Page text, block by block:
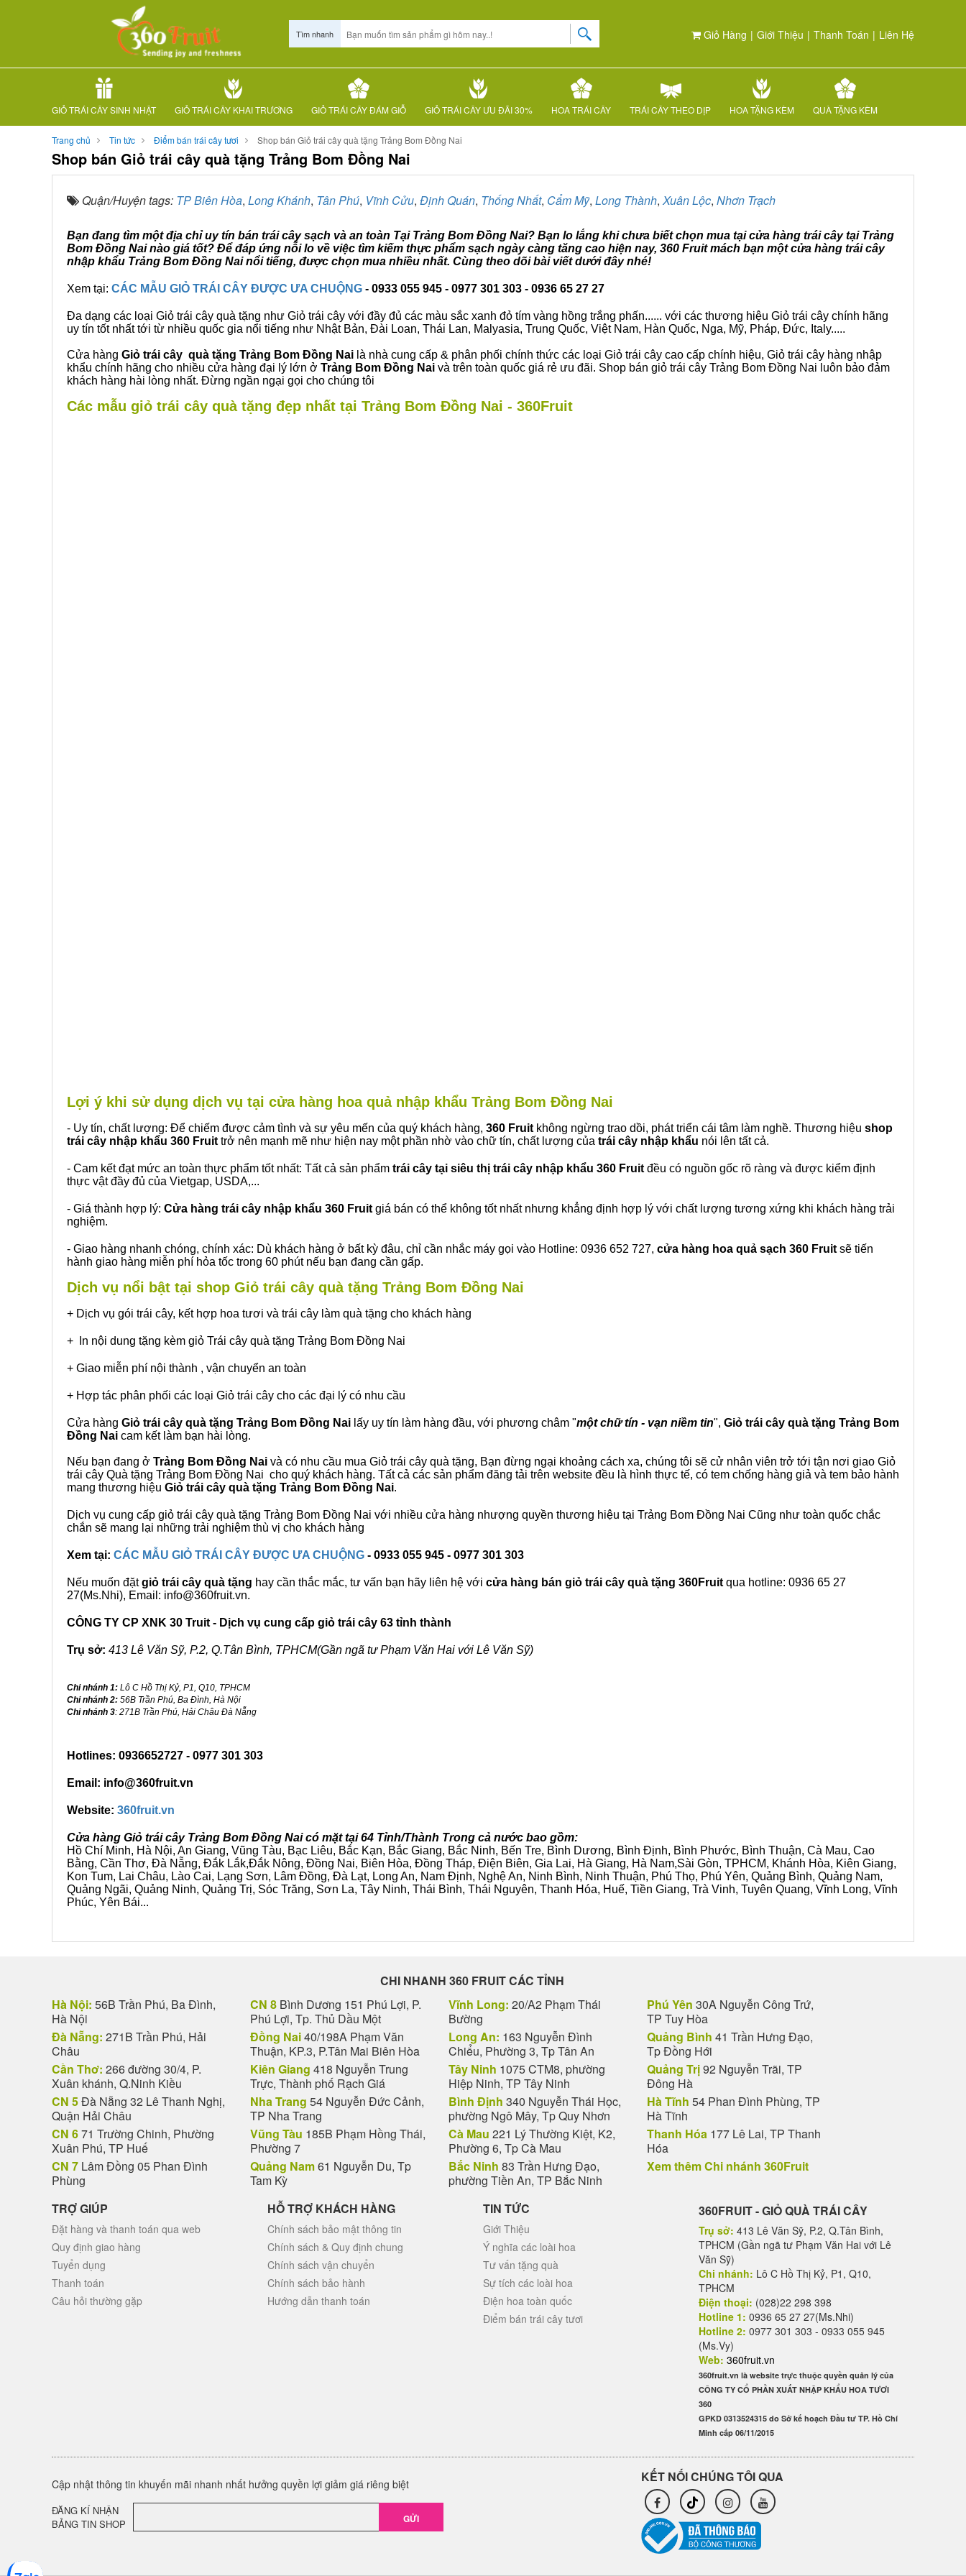
Giỏ Hàng | Giới Thiệu | Thanh Toán | Liên Hệ
Tìm nhanh
GIỎ TRÁI CÂY SINH NHẬT GIỎ TRÁI CÂY KHAI TRƯƠNG GIỎ TRÁI CÂY ĐÁM GIỖ GIỎ TRÁI CÂY ƯU ĐÃI 30% HOA TRÁI CÂY TRÁI CÂY THEO DỊP HOA TẶNG KÈM QUÀ TẶNG KÈM
Trang chủ Tin tức Điểm bán trái cây tươi Shop bán Giỏ trái cây quà tặng Trảng Bom Đồng Nai
Shop bán Giỏ trái cây quà tặng Trảng Bom Đồng Nai
Quận/Huyện tags: TP Biên Hòa, Long Khánh, Tân Phú, Vĩnh Cửu, Định Quán, Thống Nhất, Cẩm Mỹ, Long Thành,Xuân Lộc, Nhơn Trạch
Bạn đang tìm một địa chỉ uy tín bán trái cây sạch và an toàn Tại Trảng Bom Đồng Nai? Bạn lo lắng khi chưa biết chọn mua tại cửa hàng trái cây tại Trảng
Bom Đồng Nai nào giá tốt? Để đáp ứng nỗi lo về việc tìm kiếm thực phẩm sạch ngày càng tăng cao hiện nay, 360 Fruit mách bạn một cửa hàng trái cây
nhập khẩu Trảng Bom Đồng Nai nổi tiếng, được chọn mua nhiều nhất. Cùng theo dõi bài viết dưới đây nhé!
Xem tại: CÁC MẪU GIỎ TRÁI CÂY ĐƯỢC ƯA CHUỘNG - 0933 055 945 - 0977 301 303 - 0936 65 27 27
Đa dạng các loại Giỏ trái cây quà tặng như Giỏ trái cây với đầy đủ các màu sắc xanh đỏ tím vàng hồng trắng phấn...... với các thương hiệu Giỏ trái cây chính hãng
uy tín tốt nhất tới từ nhiều quốc gia nổi tiếng như Nhật Bản, Đài Loan, Thái Lan, Malyasia, Trung Quốc, Việt Nam, Hàn Quốc, Nga, Mỹ, Pháp, Đức, Italy.....
Cửa hàng Giỏ trái cây quà tặng Trảng Bom Đồng Nai là nhà cung cấp & phân phối chính thức các loại Giỏ trái cây cao cấp chính hiệu, Giỏ trái cây hàng nhập
khẩu chính hãng cho nhiều cửa hàng đại lý lớn ở Trảng Bom Đồng Nai và trên toàn quốc giá rẻ ưu đãi. Shop bán giỏ trái cây Trảng Bom Đồng Nai luôn bảo đảm
khách hàng hài lòng nhất. Đừng ngần ngại gọi cho chúng tôi
Các mẫu giỏ trái cây quà tặng đẹp nhất tại Trảng Bom Đồng Nai - 360Fruit
Lợi ý khi sử dụng dịch vụ tại cửa hàng hoa quả nhập khẩu Trảng Bom Đồng Nai
- Uy tín, chất lượng: Để chiếm được cảm tình và sự yêu mến của quý khách hàng, 360 Fruit không ngừng trao dồi, phát triển cái tâm làm nghề. Thương hiệu shop
trái cây nhập khẩu 360 Fruit trở nên mạnh mẽ như hiện nay một phần nhờ vào chữ tín, chất lượng của trái cây nhập khẩu nói lên tất cả.
- Cam kết đạt mức an toàn thực phẩm tốt nhất: Tất cả sản phẩm trái cây tại siêu thị trái cây nhập khẩu 360 Fruit đều có nguồn gốc rõ ràng và được kiểm định
thực vật đầy đủ của Vietgap, USDA,...
- Giá thành hợp lý: Cửa hàng trái cây nhập khẩu 360 Fruit giá bán có thể không tốt nhất nhưng khẳng định hợp lý với chất lượng tương xứng khi khách hàng trải
nghiệm.
- Giao hàng nhanh chóng, chính xác: Dù khách hàng ở bất kỳ đâu, chỉ cần nhắc máy gọi vào Hotline: 0936 652 727, cửa hàng hoa quả sạch 360 Fruit sẽ tiến
hành giao hàng miễn phí hỏa tốc trong 60 phút nếu bạn đang cần gấp.
Dịch vụ nổi bật tại shop Giỏ trái cây quà tặng Trảng Bom Đồng Nai
+ Dịch vụ gói trái cây, kết hợp hoa tươi và trái cây làm quà tặng cho khách hàng
+ In nội dung tặng kèm giỏ Trái cây quà tặng Trảng Bom Đồng Nai
+ Giao miễn phí nội thành , vận chuyển an toàn
+ Hợp tác phân phối các loại Giỏ trái cây cho các đại lý có nhu cầu
Cửa hàng Giỏ trái cây quà tặng Trảng Bom Đồng Nai lấy uy tín làm hàng đầu, với phương châm "một chữ tín - vạn niềm tin", Giỏ trái cây quà tặng Trảng Bom
Đồng Nai cam kết làm bạn hài lòng.
Nếu bạn đang ở Trảng Bom Đồng Nai và có nhu cầu mua Giỏ trái cây quà tặng, Bạn đừng ngại khoảng cách xa, chúng tôi sẽ cử nhân viên trở tới tận nơi giao Giỏ
trái cây Quà tặng Trảng Bom Đồng Nai cho quý khách hàng. Tất cả các sản phẩm đăng tải trên website đều là hình thực tế, có tem chống hàng giả và tem bảo hành
mang thương hiệu Giỏ trái cây quà tặng Trảng Bom Đồng Nai.
Dịch vụ cung cấp giỏ trái cây quà tặng Trảng Bom Đồng Nai với nhiều cửa hàng nhượng quyền thương hiệu tại Trảng Bom Đồng Nai Cũng như toàn quốc chắc
chắn sẽ mang lại những trải nghiệm thù vị cho khách hàng
Xem tại: CÁC MẪU GIỎ TRÁI CÂY ĐƯỢC ƯA CHUỘNG - 0933 055 945 - 0977 301 303
Nếu muốn đặtgiỏ trái cây quà tặng hay cần thắc mắc, tư vấn bạn hãy liên hệ với cửa hàng bán giỏ trái cây quà tặng 360Fruit qua hotline: 0936 65 27
27(Ms.Nhi), Email: info@360fruit.vn.
CÔNG TY CP XNK 30 Truit - Dịch vụ cung cấp giỏ trái cây 63 tỉnh thành
Trụ sở: 413 Lê Văn Sỹ, P.2, Q.Tân Bình, TPHCM(Gần ngã tư Phạm Văn Hai với Lê Văn Sỹ)
Chi nhánh 1: Lô C Hồ Thị Kỷ, P1, Q10, TPHCM
Chi nhánh 2: 56B Trần Phú, Ba Đình, Hà Nội
Chi nhánh 3: 271B Trần Phú, Hải Châu Đà Nẵng
Hotlines: 0936652727 - 0977 301 303
Email: info@360fruit.vn
Website: 360fruit.vn
Cửa hàng Giỏ trái cây Trảng Bom Đồng Nai có mặt tại 64 Tỉnh/Thành Trong cả nước bao gồm:
Hồ Chí Minh, Hà Nội, An Giang, Vũng Tàu, Bạc Liêu, Bắc Kạn, Bắc Giang, Bắc Ninh, Bến Tre, Bình Dương, Bình Định, Bình Phước, Bình Thuận, Cà Mau, Cao
Bằng, Cần Thơ, Đà Nẵng, Đắk Lắk,Đắk Nông, Đồng Nai, Biên Hòa, Đồng Tháp, Điện Biên, Gia Lai, Hà Giang, Hà Nam,Sài Gòn, TPHCM, Khánh Hòa, Kiên Giang,
Kon Tum, Lai Châu, Lào Cai, Lạng Sơn, Lâm Đồng, Đà Lạt, Long An, Nam Định, Nghệ An, Ninh Bình, Ninh Thuận, Phú Thọ, Phú Yên, Quảng Bình, Quảng Nam,
Quảng Ngãi, Quảng Ninh, Quảng Trị, Sóc Trăng, Sơn La, Tây Ninh, Thái Bình, Thái Nguyên, Thanh Hóa, Huế, Tiền Giang, Trà Vinh, Tuyên Quang, Vĩnh Long, Vĩnh
Phúc, Yên Bái...
CHI NHANH 360 FRUIT CÁC TỈNH
Hà Nội: 56B Trần Phú, Ba Đình,
Hà Nội
Đà Nẵng: 271B Trần Phú, Hải
Châu
Cần Thơ: 266 đường 30/4, P.
Xuân khánh, Q.Ninh Kiều
CN 5Đà Nẵng 32 Lê Thanh Nghị,
Quận Hải Châu
CN 671 Trường Chinh, Phường
Xuân Phú, TP Huế
CN 7 Lâm Đồng 05 Phan Đình
Phùng
CN 8 Bình Dương 151 Phú Lợi, P.
Phú Lợi, Tp. Thủ Dầu Một
Đồng Nai40/198A Phạm Văn
Thuận, KP.3, P.Tân Mai Biên Hòa
Kiên Giang 418 Nguyễn Trung
Trực, Thành phố Rạch Giá
Nha Trang 54 Nguyễn Đức Cảnh,
TP Nha Trang
Vũng Tàu 185B Phạm Hồng Thái,
Phường 7
Quảng Nam61 Nguyễn Du, Tp
Tam Kỳ
Vĩnh Long: 20/A2 Phạm Thái
Bường
Long An: 163 Nguyễn Đình
Chiểu, Phường 3, Tp Tân An
Tây Ninh 1075 CTM8, phường
Hiệp Ninh, TP Tây Ninh
Bình Định 340 Nguyễn Thái Học,
phường Ngô Mây, Tp Quy Nhơn
Cà Mau 221 Lý Thường Kiệt, K2,
Phường 6, Tp Cà Mau
Bắc Ninh 83 Trần Hưng Đạo,
phường Tiền An, TP Bắc Ninh
Phú Yên 30A Nguyễn Công Trứ,
TP Tuy Hòa
Quảng Bình 41 Trần Hưng Đạo,
Tp Đồng Hới
Quảng Trị92 Nguyễn Trãi, TP
Đông Hà
Hà Tĩnh 54 Phan Đình Phùng, TP
Hà Tĩnh
Thanh Hóa 177 Lê Lai, TP Thanh
Hóa
Xem thêm Chi nhánh 360Fruit
TRỢ GIÚP
Đặt hàng và thanh toán qua web
Quy định giao hàng
Tuyển dụng
Thanh toán
Câu hỏi thường gặp
HỖ TRỢ KHÁCH HÀNG
Chính sách bảo mật thông tin
Chính sách & Quy định chung
Chính sách vận chuyển
Chính sách bảo hành
Hướng dẫn thanh toán
TIN TỨC
Giới Thiệu
Ý nghĩa các loài hoa
Tư vấn tặng quà
Sự tích các loài hoa
Điện hoa toàn quốc
Điểm bán trái cây tươi
360FRUIT - GIỎ QUÀ TRÁI CÂY
Trụ sở: 413 Lê Văn Sỹ, P.2, Q.Tân Bình,
TPHCM (Gần ngã tư Phạm Văn Hai với Lê
Văn Sỹ)
Chi nhánh: Lô C Hồ Thị Kỷ, P1, Q10,
TPHCM
Điện thoại: (028)22 298 398
Hotline 1: 0936 65 27 27(Ms.Nhi)
Hotline 2: 0977 301 303 - 0933 055 945
(Ms.Vy)
Web: 360fruit.vn
360fruit.vn là website trực thuộc quyền quản lý của
CÔNG TY CỔ PHẦN XUẤT NHẬP KHẨU HOA TƯƠI
360
GPKD 0313524315 do Sở kế hoạch Đầu tư TP. Hồ Chí
Minh cấp 06/11/2015
Cập nhật thông tin khuyến mãi nhanh nhất hưởng quyền lợi giảm giá riêng biệt
ĐĂNG KÍ NHẬN
BẢNG TIN SHOP
GỬI
KẾT NỐI CHÚNG TÔI QUA